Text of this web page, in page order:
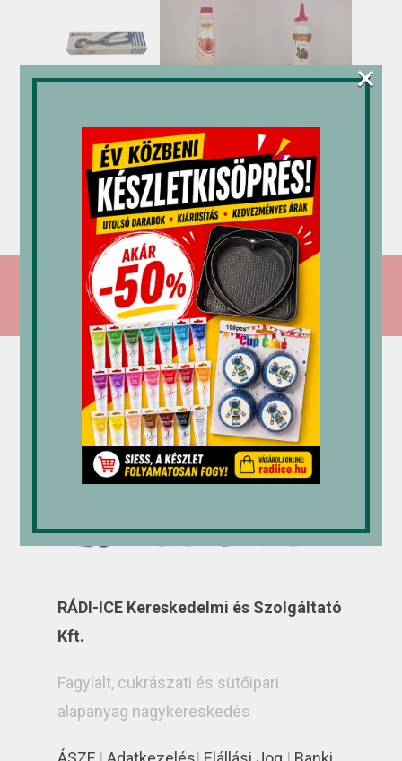
fagylalt
adagoló
kanál
1/24 4
dkg
18,165Ft
öntet
eper 1
kg
6,046Ft
öntet
dió 1,2
kg
2,565
RÁDI-ICE Kereskedelmi és Szolgáltató
Kft.
Fagylalt, cukrászati és sütőipari
alapanyag nagykereskedés
×